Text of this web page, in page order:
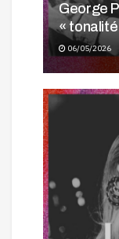
George
«
06/05/2026